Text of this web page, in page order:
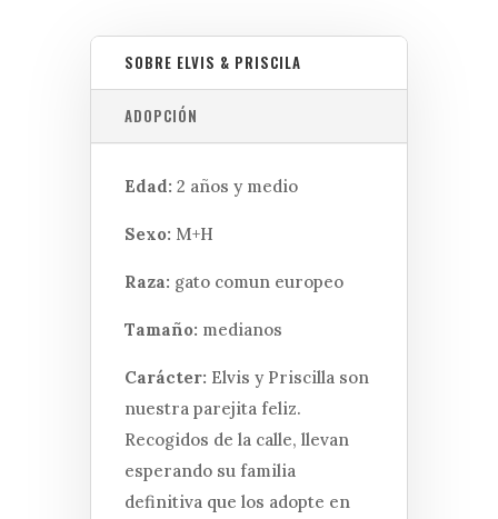
SOBRE ELVIS & PRISCILA
ADOPCIÓN
Edad: 2 años y medio
Sexo: M+H
Raza: gato comun europeo
Tamaño: medianos
Carácter: Elvis y Priscilla son
nuestra parejita feliz.
Recogidos de la calle, llevan
esperando su familia
definitiva que los adopte en